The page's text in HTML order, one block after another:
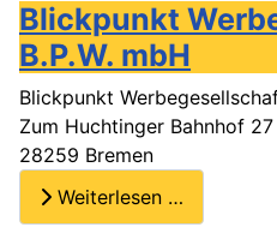
Blickpunkt
B.P.W. mbH
Blickpunkt
Zum Huchtinger Bahnhof 27
28259 Bremen
Weiterlesen …